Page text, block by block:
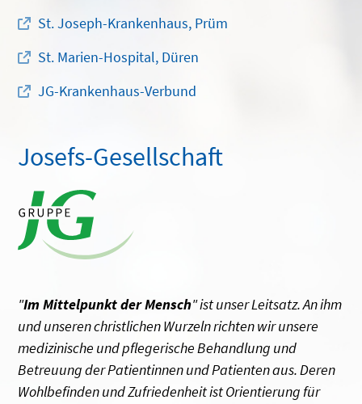
St. Joseph-Krankenhaus, Prüm
St. Marien-Hospital, Düren
JG-Krankenhaus-Verbund
Josefs-Gesellschaft
"Im Mittelpunkt der Mensch" ist unser Leitsatz. An ihm
und unseren christlichen Wurzeln richten wir unsere
medizinische und pflegerische Behandlung und
Betreuung der Patientinnen und Patienten aus. Deren
Wohlbefinden und Zufriedenheit ist Orientierung für